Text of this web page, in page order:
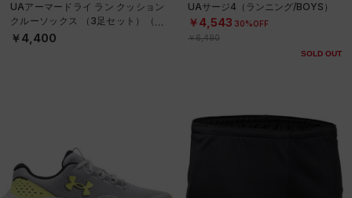
UAアーマードライ ラン クッション
クルーソックス （3足セット）（ラ
ンニング/UNISEX）
￥4,400
UAサージ4（ランニング/BOYS）
￥4,543 30%OFF
￥6,490
SOLD OUT